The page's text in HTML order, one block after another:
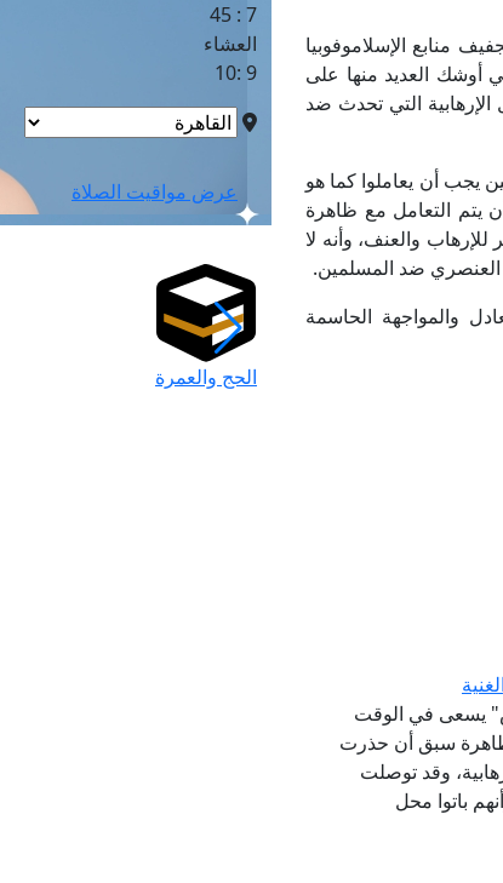
منابع الإسلاموفوبيا
أوشك العديد منها على
الإرهابية التي تحدث ضد
يجب أن يعاملوا كما هو
يتم التعامل مع ظاهرة
للإرهاب والعنف، وأنه لا
العنصري ضد المسلمين.
والمواجهة الحاسمة
يسعى في الوقت
ظاهرة سبق أن حذرت
وقد توصلت
باتوا محل
7 : 45
العشاء
9 :10
عرض مواقيت الصلاة
الحج والعمرة